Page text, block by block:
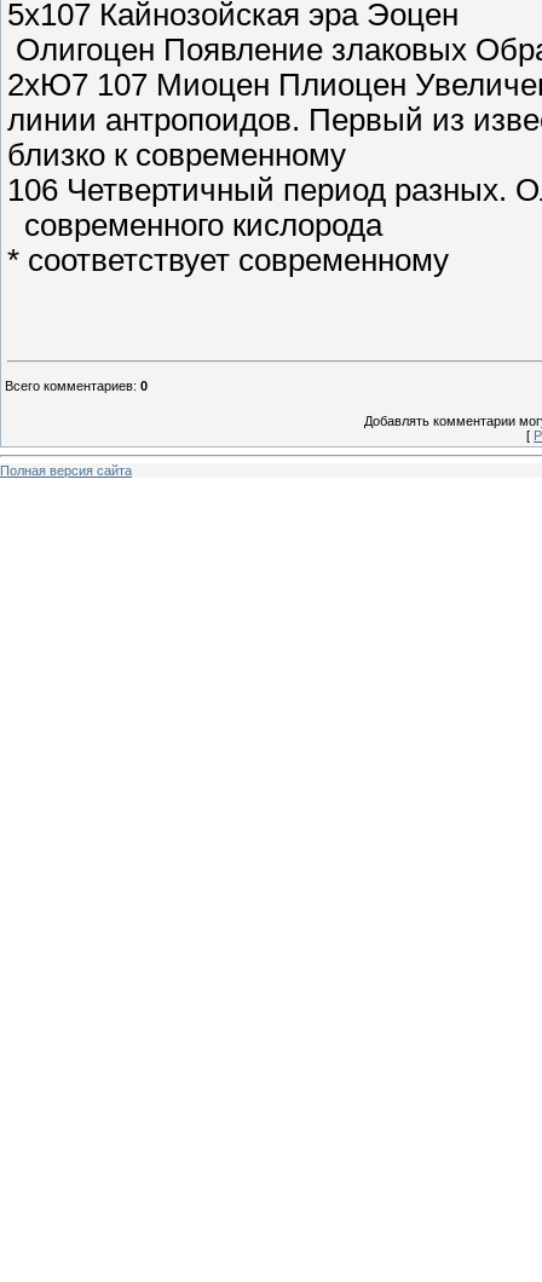
5х107 Кайнозойская эра Эоцен
Олигоцен Появление злаковых
2хЮ7 107 Миоцен Плиоцен
линии антропоидов. Первый из
близко к современному
106 Четвертичный период разных.
современного кислорода
* соответствует современному
Всего комментариев: 0
Добавлять комментарии
[
Полная версия сайта